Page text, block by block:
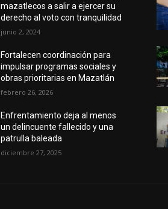
mazatlecos a salir a ejercer su
derecho al voto con tranquilidad
junio 2, 2024
Fortalecen coordinación para
impulsar programas sociales y
obras prioritarias en Mazatlán
febrero 26, 2026
Enfrentamiento deja al menos
un delincuente fallecido y una
patrulla baleada
diciembre 27, 2025